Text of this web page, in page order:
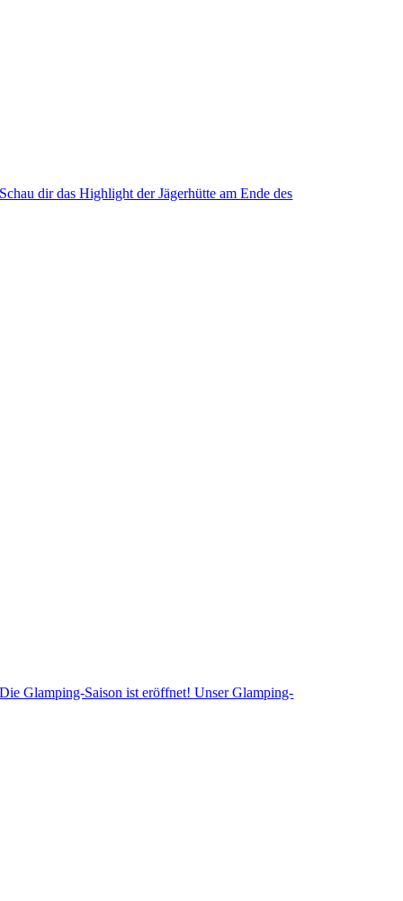
Schau dir das Highlight der Jägerhütte am Ende des
Die Glamping-Saison ist eröffnet! Unser Glamping-